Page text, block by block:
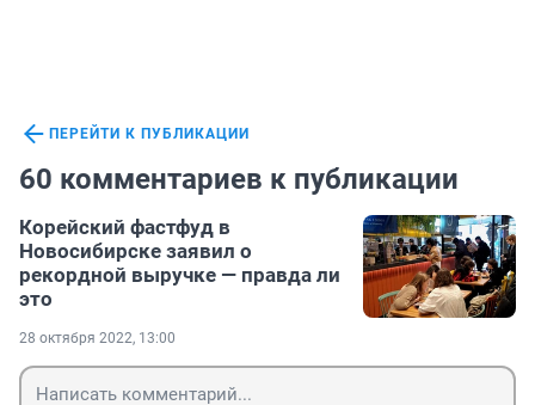
ПЕРЕЙТИ К ПУБЛИКАЦИИ
60 комментариев к публикации
Корейский фастфуд в
Новосибирске заявил о
рекордной выручке — правда ли
это
28 октября 2022, 13:00